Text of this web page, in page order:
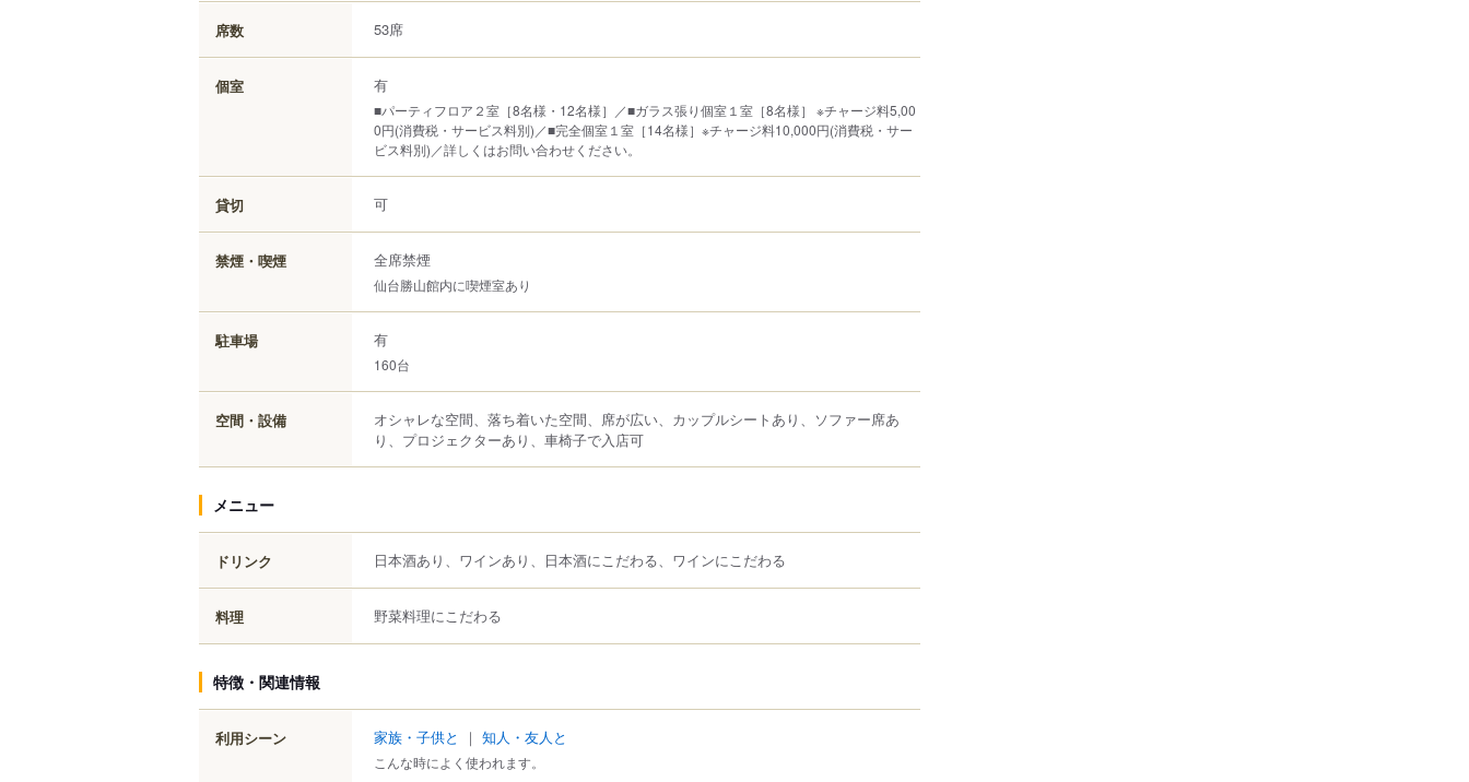
席数 53席
個室 有
■パーティフロア２室［8名様・12名様］／■ガラス張り個室１室［8名様］ ※チャージ料5,00
0円(消費税・サービス料別)／■完全個室１室［14名様］※チャージ料10,000円(消費税・サー
ビス料別)／詳しくはお問い合わせください。
貸切 可
禁煙・喫煙 全席禁煙
仙台勝山館内に喫煙室あり
駐車場 有
160台
空間・設備
オシャレな空間、落ち着いた空間、席が広い、カップルシートあり、ソファー席あ
り、プロジェクターあり、車椅子で入店可
メニュー
ドリンク 日本酒あり、ワインあり、日本酒にこだわる、ワインにこだわる
料理 野菜料理にこだわる
特徴・関連情報
利用シーン 家族・子供と ｜ 知人・友人と
こんな時によく使われます。